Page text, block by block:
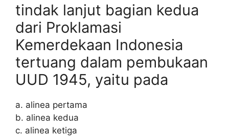
tindak lanjut bagian kedua
dari Proklamasi
Kemerdekaan Indonesia
tertuang dalam pembukaan
UUD 1945, yaitu pada
a. alinea pertama
b. alinea kedua
c. alinea ketiga